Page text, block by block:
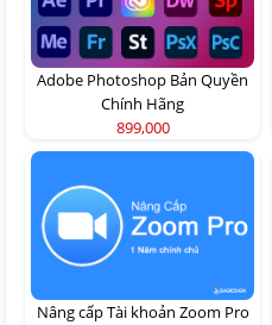
Adobe Photoshop Bản Quyền
Chính Hãng
899,000
Nâng cấp Tài khoản Zoom Pro